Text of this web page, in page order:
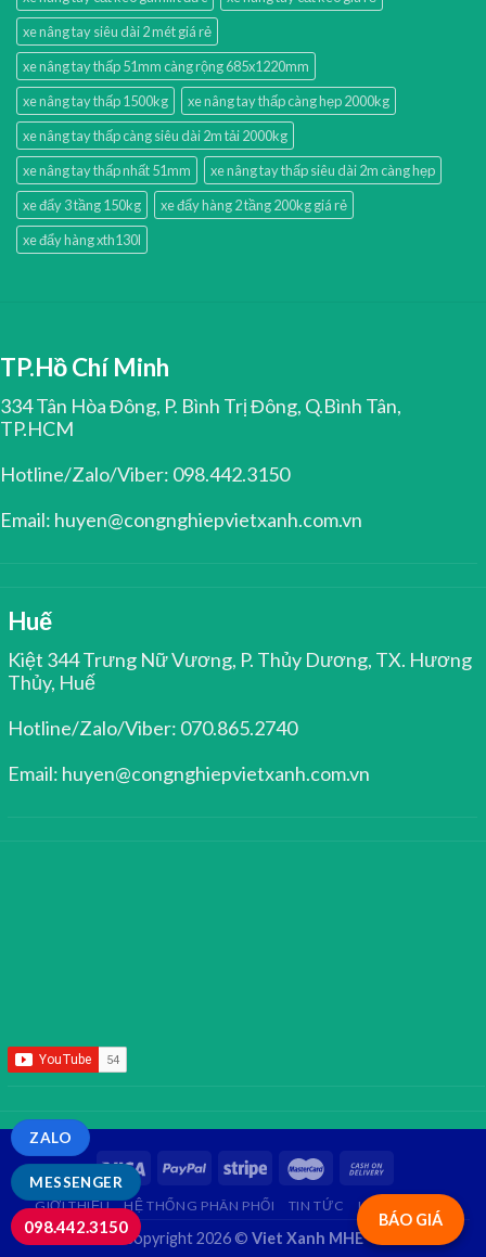
xe nâng tay siêu dài 2 mét giá rẻ
xe nâng tay thấp 51mm càng rộng 685x1220mm
xe nâng tay thấp 1500kg
xe nâng tay thấp càng hẹp 2000kg
xe nâng tay thấp càng siêu dài 2m tải 2000kg
xe nâng tay thấp nhất 51mm
xe nâng tay thấp siêu dài 2m càng hẹp
xe đẩy 3 tầng 150kg
xe đẩy hàng 2 tầng 200kg giá rẻ
xe đẩy hàng xth130l
TP.Hồ Chí Minh
334 Tân Hòa Đông, P. Bình Trị Đông, Q.Bình Tân,
TP.HCM
Hotline/Zalo/Viber: 098.442.3150
Email: huyen@congnghiepvietxanh.com.vn
Huế
Kiệt 344 Trưng Nữ Vương, P. Thủy Dương, TX. Hương
Thủy, Huế
Hotline/Zalo/Viber: 070.865.2740
Email: huyen@congnghiepvietxanh.com.vn
BÁO GIÁ
GIỚI THIỆU HỆ THỐNG PHÂN PHỐI TIN TỨC LIÊN HỆ
Copyright 2026 © Viet Xanh MHE
MESSENGER
ZALO
098.442.3150